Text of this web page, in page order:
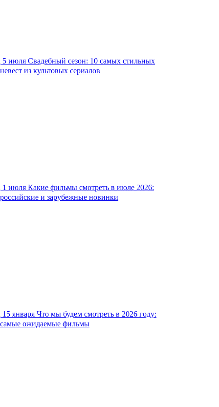
5 июля Свадебный сезон: 10 самых стильных
невест из культовых сериалов
1 июля Какие фильмы смотреть в июле 2026:
российские и зарубежные новинки
15 января Что мы будем смотреть в 2026 году:
самые ожидаемые фильмы